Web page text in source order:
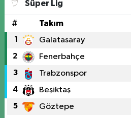
Süper Lig
# Takım
1 Galatasaray
2 Fenerbahçe
3 Trabzonspor
4 Beşiktaş
5 Göztepe